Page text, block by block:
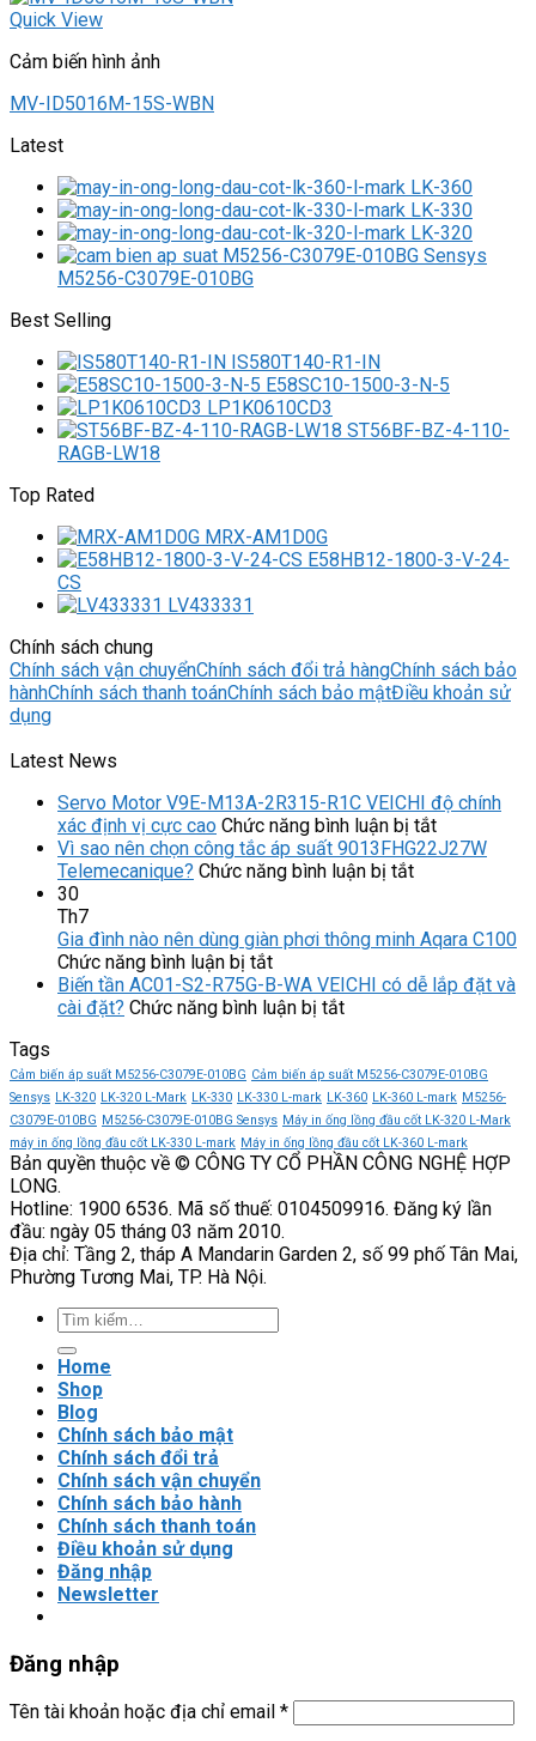
Quick View
Cảm biến hình ảnh
MV-ID5016M-15S-WBN
Latest
LK-360
LK-330
LK-320
M5256-C3079E-010BG
Best Selling
IS580T140-R1-IN
E58SC10-1500-3-N-5
LP1K0610CD3
ST56BF-BZ-4-110-
RAGB-LW18
Top Rated
MRX-AM1D0G
E58HB12-1800-3-V-24-
CS
LV433331
Chính sách chung
Chính sách vận chuyểnChính sách đổi trả hàngChính sách bảo
hànhChính sách thanh toánChính sách bảo mậtĐiều khoản sử
dụng
Latest News
Servo Motor V9E-M13A-2R315-R1C VEICHI độ chính
xác định vị cực cao Chức năng bình luận bị tắtở
Servo
2R315-
VEICHI
định
vị
cực
cao
Vì sao nên chọn công tắc áp suất 9013FHG22J27W
Telemecanique? Chức năng bình luận bị tắtở
nên
công
30
Th7
Gia đình nào nên dùng giàn phơi thông minh Aqara C100
Chức năng bình luận bị tắtở
Gia
đình
dùng
giàn
phơi
thông
minh
C100
Biến tần AC01-S2-R75G-B-WA VEICHI có dễ lắp đặt và
cài đặt? Chức năng bình luận bị tắtở
AC01-
S2-
R75G-
B-
WA
có
lắp
Tags
Cảm biến áp suất M5256-C3079E-010BG Cảm biến áp suất M5256-C3079E-010BG
Sensys LK-320 LK-320 L-Mark LK-330 LK-330 L-mark LK-360 LK-360 L-mark M5256-
C3079E-010BG M5256-C3079E-010BG Sensys Máy in ống lồng đầu cốt LK-320 L-Mark
máy in ống lồng đầu cốt LK-330 L-mark Máy in ống lồng đầu cốt LK-360 L-mark
Bản quyền thuộc về © CÔNG TY CỔ PHẦN CÔNG NGHỆ HỢP
LONG.
Hotline: 1900 6536. Mã số thuế: 0104509916. Đăng ký lần
đầu: ngày 05 tháng 03 năm 2010.
Địa chỉ: Tầng 2, tháp A Mandarin Garden 2, số 99 phố Tân Mai,
Phường Tương Mai, TP. Hà Nội.
Tìm
Home
Shop
Blog
Chính sách bảo mật
Chính sách đổi trả
Chính sách vận chuyển
Chính sách bảo hành
Chính sách thanh toán
Điều khoản sử dụng
Đăng nhập
Newsletter
Đăng nhập
Tên tài khoản hoặc địa chỉ email *